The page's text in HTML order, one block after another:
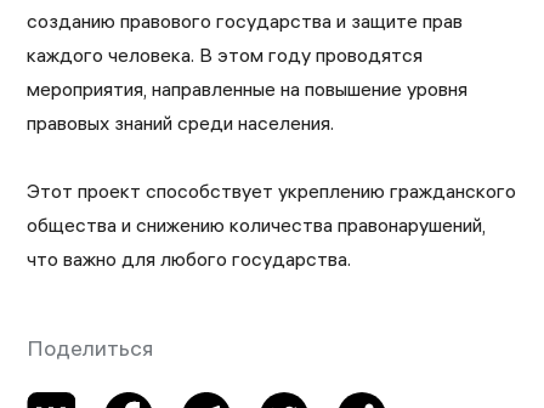
созданию правового государства и защите прав
каждого человека. В этом году проводятся
мероприятия, направленные на повышение уровня
правовых знаний среди населения.
Этот проект способствует укреплению гражданского
общества и снижению количества правонарушений,
что важно для любого государства.
Поделиться